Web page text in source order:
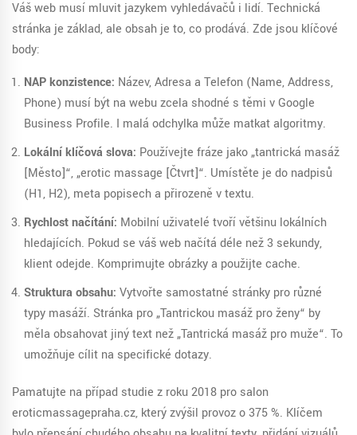
Váš web musí mluvit jazykem vyhledávačů i lidí. Technická
stránka je základ, ale obsah je to, co prodává. Zde jsou klíčové
body:
NAP konzistence: Název, Adresa a Telefon (Name, Address,
Phone) musí být na webu zcela shodné s těmi v Google
Business Profile. I malá odchylka může matkat algoritmy.
Lokální klíčová slova: Používejte fráze jako „tantrická masáž
[Město]“, „erotic massage [Čtvrť]“. Umístěte je do nadpisů
(H1, H2), meta popisech a přirozeně v textu.
Rychlost načítání: Mobilní uživatelé tvoří většinu lokálních
hledajících. Pokud se váš web načítá déle než 3 sekundy,
klient odejde. Komprimujte obrázky a použijte cache.
Struktura obsahu: Vytvořte samostatné stránky pro různé
typy masáží. Stránka pro „Tantrickou masáž pro ženy“ by
měla obsahovat jiný text než „Tantrická masáž pro muže“. To
umožňuje cílit na specifické dotazy.
Pamatujte na případ studie z roku 2018 pro salon
eroticmassagepraha.cz, který zvýšil provoz o 375 %. Klíčem